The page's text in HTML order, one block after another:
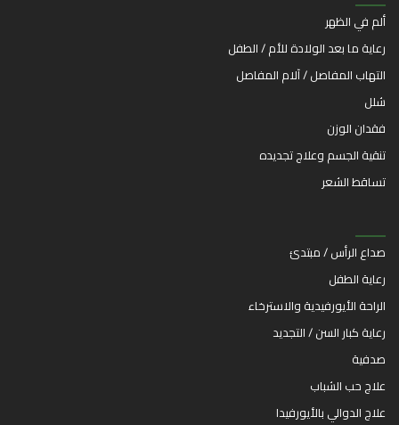
ألم في الظهر
رعاية ما بعد الولادة للأم / الطفل
التهاب المفاصل / آلام المفاصل
شلل
فقدان الوزن
تنقية الجسم وعلاج تجديده
تساقط الشعر
صداع الرأس / مبتدئ
رعاية الطفل
الراحة الأيورفيدية والاسترخاء
رعاية كبار السن / التجديد
صدفية
علاج حب الشباب
علاج الدوالي بالأيورفيدا